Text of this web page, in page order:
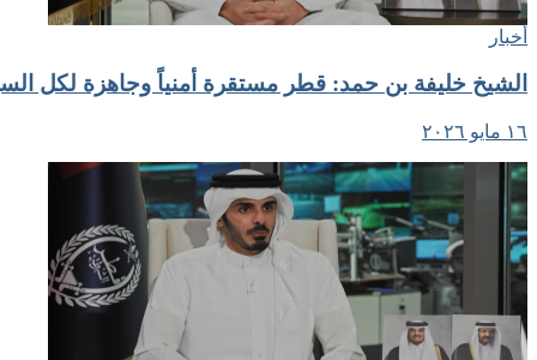
أخبار
الشيخ خليفة بن حمد: قطر مستقرة أمنياً وجاهزة لكل
١٦ مايو ٢٠٢٦